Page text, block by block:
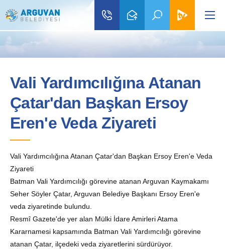
Vali Yardımcılığına Atanan
Çatar'dan Başkan Ersoy
Eren'e Veda Ziyareti
Vali Yardımcılığına Atanan Çatar'dan Başkan Ersoy Eren'e Veda
Ziyareti
Batman Vali Yardımcılığı görevine atanan Arguvan Kaymakamı
Seher Söyler Çatar, Arguvan Belediye Başkanı Ersoy Eren'e
veda ziyaretinde bulundu.
Resmî Gazete'de yer alan Mülki İdare Amirleri Atama
Kararnamesi kapsamında Batman Vali Yardımcılığı görevine
atanan Çatar, ilçedeki veda ziyaretlerini sürdürüyor.